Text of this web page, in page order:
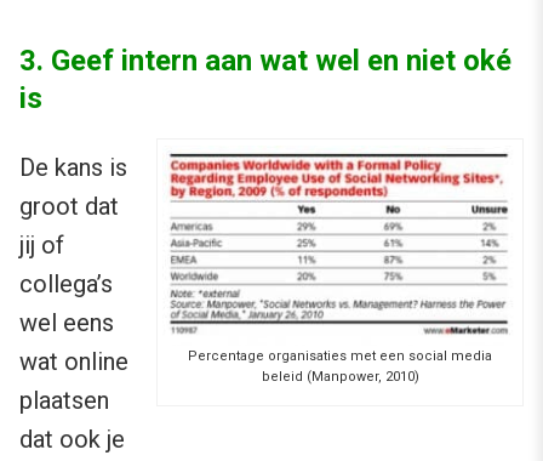
3. Geef intern aan wat wel en niet oké
is
Percentage organisaties met een social media
beleid (Manpower, 2010)
De kans is
groot dat
jij of
collega’s
wel eens
wat online
plaatsen
dat ook je